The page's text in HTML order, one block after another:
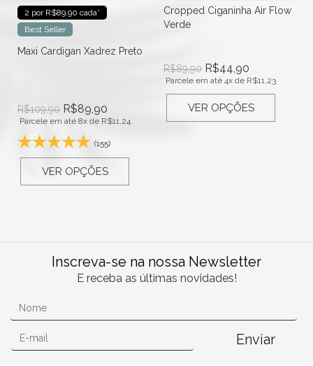
2 por R$89.90 cada*
Best Seller
Maxi Cardigan Xadrez Preto
R$109,90 R$89,90
Parcele em até 8x de R$11,24
(155)
VER OPÇÕES
Cropped Ciganinha Air Flow
Verde
R$89,90 R$44,90
Parcele em até 4x de R$11,23
VER OPÇÕES
Inscreva-se na nossa Newsletter
E receba as últimas novidades!
Enviar